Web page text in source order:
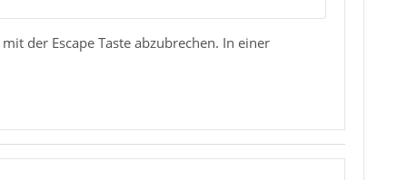
der Escape Taste abzubrechen. In einer